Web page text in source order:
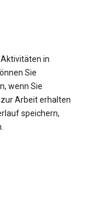
in
Sie
wenn Sie
Arbeit erhalten
speichern,